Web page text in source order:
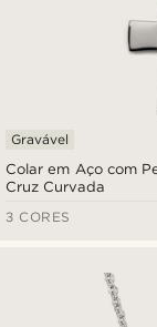
Colar em Aço com
Cruz Curvada
Gravável
3 CORES